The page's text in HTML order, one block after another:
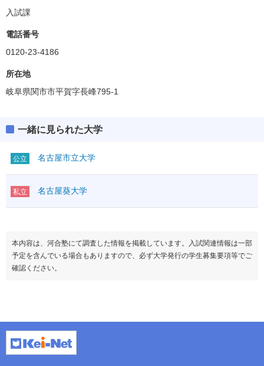
入試課
電話番号
0120-23-4186
所在地
岐阜県関市市平賀字長峰795-1
一緒に見られた大学
公立 名古屋市立大学
私立 名古屋葵大学
本内容は、河合塾にて調査した情報を掲載しています。入試関連情報は一部
予定を含んでいる場合もありますので、必ず大学発行の学生募集要項等でご
確認ください。